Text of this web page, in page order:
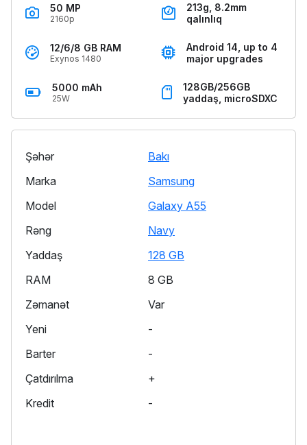
50 MP
2160p
213g, 8.2mm
qalınlıq
12/6/8 GB RAM
Exynos 1480
Android 14, up to 4
major upgrades
5000 mAh
25W
128GB/256GB
yaddaş, microSDXC
Şəhər
Bakı
Marka
Samsung
Model
Galaxy A55
Rəng
Navy
Yaddaş
128 GB
RAM
8 GB
Zəmanət
Var
Yeni
-
Barter
-
Çatdırılma
+
Kredit
-